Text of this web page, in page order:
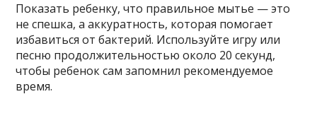
Показать ребенку, что правильное мытье — это
не спешка, а аккуратность, которая помогает
избавиться от бактерий. Используйте игру или
песню продолжительностью около 20 секунд,
чтобы ребенок сам запомнил рекомендуемое
время.